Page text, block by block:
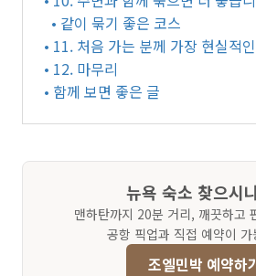
• 같이 묶기 좋은 코스
• 11. 처음 가는 분께 가장 현실적
• 12. 마무리
• 함께 보면 좋은 글
뉴욕 숙소 찾으시
맨하탄까지 20분 거리, 깨끗하고
공항 픽업과 직접 예약이 가
조엘민박 예약하